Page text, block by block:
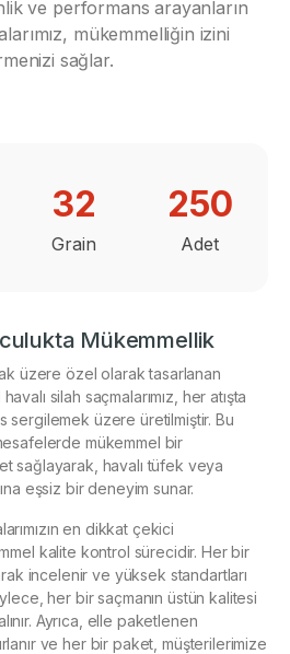
ve performans arayanların
mükemmelliğin izini
sağlar.
32 250
Mükemmellik
üzere özel olarak tasarlanan
silah saçmalarımız, her atışta
sergilemek üzere üretilmiştir. Bu
mükemmel bir
sağlayarak, havalı tüfek veya
eşsiz bir deneyim sunar.
en dikkat çekici
kalite kontrol sürecidir. Her bir
incelenir ve yüksek standartları
her bir saçmanın üstün kalitesi
Ayrıca, elle paketlenen
ve her bir paket, müşterilerimize